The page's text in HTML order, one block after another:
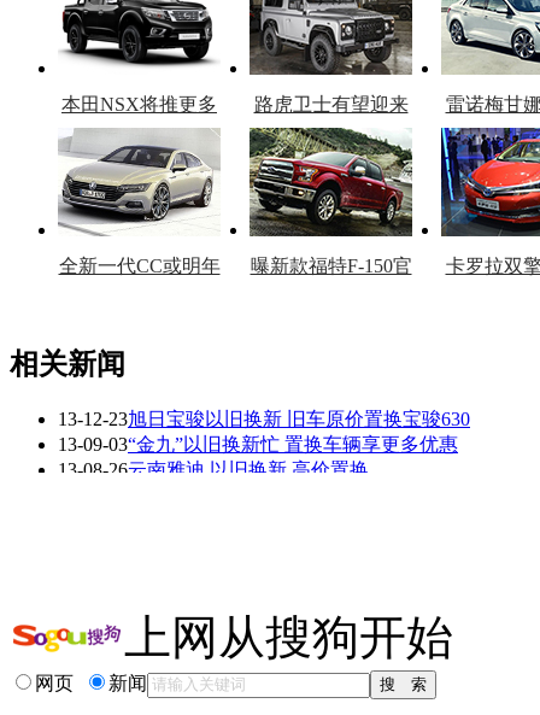
本田NSX将推更多
车型
路虎卫士有望迎来
复产
雷诺梅甘
官
全新一代CC或明年
曝新款福特F-150官
卡罗拉双
看赛车宝贝争奇斗
艳
车模美腿爆乳无惧
走光
相关新闻
13-12-23旭日宝骏以旧换新 旧车原价置换宝骏630
13-09-03“金九”以旧换新忙 置换车辆享更多优惠
13-08-26云南雅迪 以旧换新 高价置换
相关推荐
中国自主品牌汽车排名
上网从搜狗开始
网页 新闻